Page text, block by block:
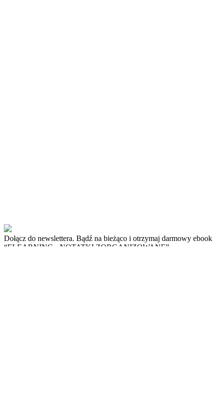
Dołącz do newslettera. Bądź na bieżąco i otrzymaj darmowy ebook
“ELEARNING - NOTATKI ZORGANIZOWANE”